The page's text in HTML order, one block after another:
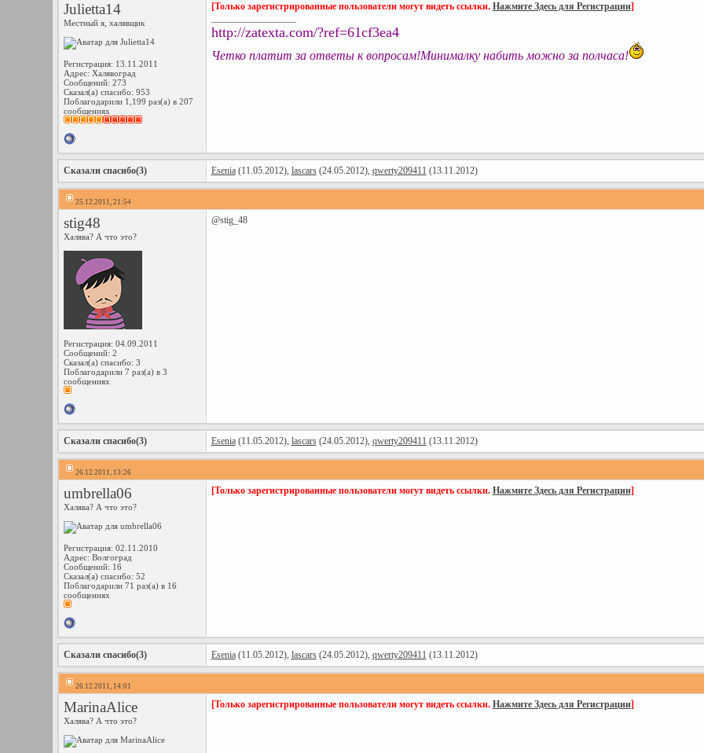
Julietta14
Местный я, халявщик
Регистрация: 13.11.2011
Адрес: Халявоград
Сообщений: 273
Сказал(а) спасибо: 953
Поблагодарили 1,199 раз(а) в 207
сообщениях
[Только зарегистрированные пользователи могут видеть ссылки. Нажмите Здесь для Регистрации]
http://zatexta.com/?ref=61cf3ea4
Четко платит за ответы к вопросам!Минималку набить можно за полчаса!
Сказали спасибо(3) Esenia(11.05.2012), lascars(24.05.2012), qwerty209411 (13.11.2012)
25.12.2011, 21:54
stig48
Халява? А что это?
Регистрация: 04.09.2011
Сообщений: 2
Сказал(а) спасибо: 3
Поблагодарили 7 раз(а) в 3
сообщениях
@stig_48
Сказали спасибо(3) Esenia(11.05.2012), lascars(24.05.2012), qwerty209411 (13.11.2012)
26.12.2011, 13:26
umbrella06
Халява? А что это?
Регистрация: 02.11.2010
Адрес: Волгоград
Сообщений: 16
Сказал(а) спасибо: 52
Поблагодарили 71 раз(а) в 16
сообщениях
[Только зарегистрированные пользователи могут видеть ссылки. Нажмите Здесь для Регистрации]
Сказали спасибо(3) Esenia(11.05.2012), lascars(24.05.2012), qwerty209411 (13.11.2012)
26.12.2011, 14:01
MarinaAlice
Халява? А что это?
[Только зарегистрированные пользователи могут видеть ссылки. Нажмите Здесь для Регистрации]